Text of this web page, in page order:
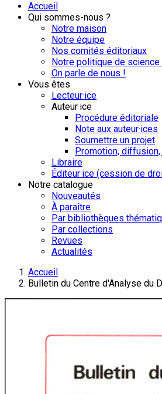
Accueil
Qui sommes-nous ?
Notre maison
Notre équipe
Nos comités éditoriaux
Notre politique de science
On parle de nous !
Vous êtes
Lecteur·ice
Auteur·ice
Procédure éditoriale
Note aux auteur·ices
Soumettre un projet
Promotion,
Libraire
Éditeur·ice (cession de
Notre catalogue
Nouveautés
À paraître
Par bibliothèques
Par collections
Revues
Actualités
Accueil
Bulletin du Centre d'Analyse du